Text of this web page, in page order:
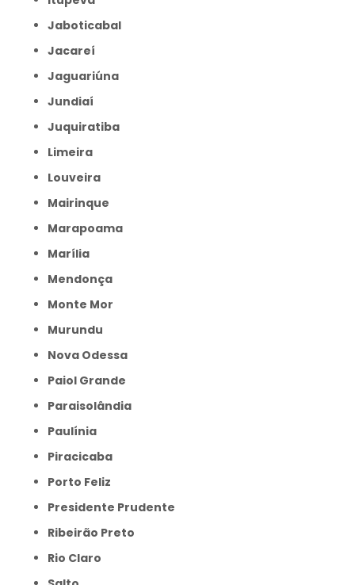
Jaboticabal
Jacareí
Jaguariúna
Jundiaí
Juquiratiba
Limeira
Louveira
Mairinque
Marapoama
Marília
Mendonça
Monte Mor
Murundu
Nova Odessa
Paiol Grande
Paraisolândia
Paulínia
Piracicaba
Porto Feliz
Presidente Prudente
Ribeirão Preto
Rio Claro